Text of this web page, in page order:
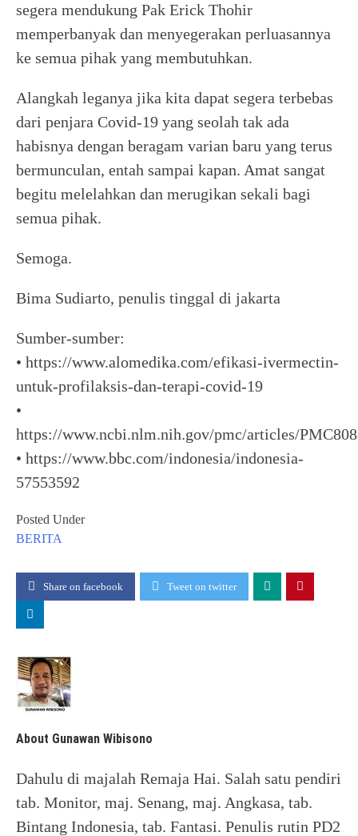
segera mendukung Pak Erick Thohir
memperbanyak dan menyegerakan perluasannya
ke semua pihak yang membutuhkan.
Alangkah leganya jika kita dapat segera terbebas
dari penjara Covid-19 yang seolah tak ada
habisnya dengan beragam varian baru yang terus
bermunculan, entah sampai kapan. Amat sangat
begitu melelahkan dan merugikan sekali bagi
semua pihak.
Semoga.
Bima Sudiarto, penulis tinggal di jakarta
Sumber-sumber:
• https://www.alomedika.com/efikasi-ivermectin-
untuk-profilaksis-dan-terapi-covid-19
•
https://www.ncbi.nlm.nih.gov/pmc/articles/
• https://www.bbc.com/indonesia/indonesia-
57553592
Posted Under
BERITA
Share on facebook Tweet on twitter
About Gunawan Wibisono
Dahulu di majalah Remaja Hai. Salah satu pendiri
tab. Monitor, maj. Senang, maj. Angkasa, tab.
Bintang Indonesia, tab. Fantasi. Penulis rutin PD2